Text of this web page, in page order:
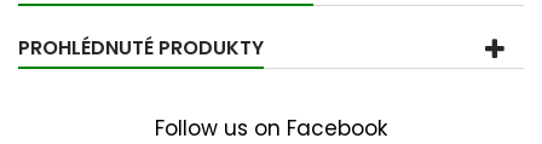
PROHLÉDNUTÉ PRODUKTY
Follow us on Facebook